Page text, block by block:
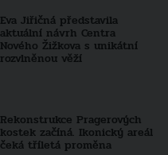
Eva Jiřičná představila
aktuální návrh Centra
Nového Žižkova s unikátní
rozvlněnou věží
Rekonstrukce Pragerových
kostek začíná. Ikonický areál
čeká tříletá proměna